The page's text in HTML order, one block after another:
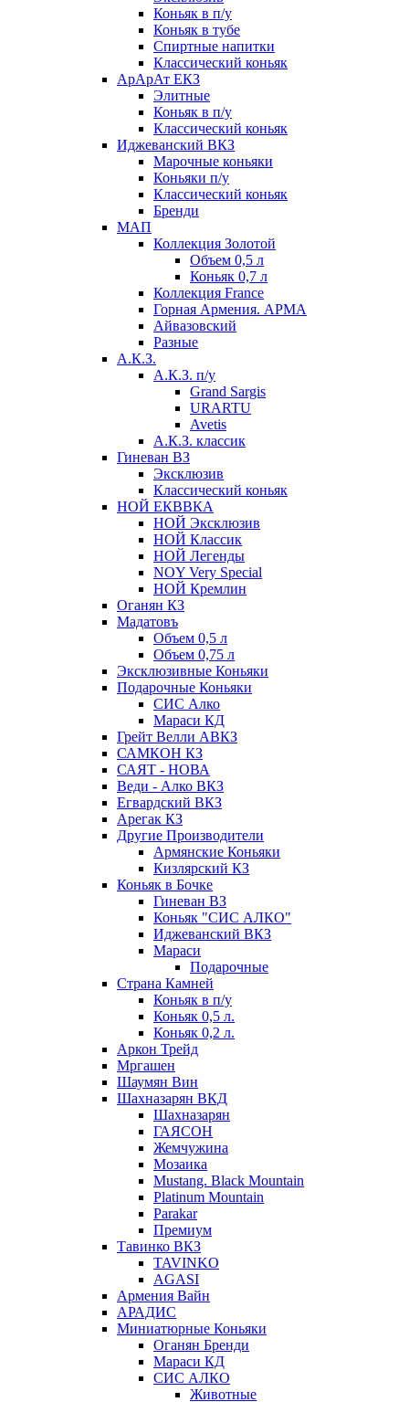
Коньяк в п/у
Коньяк в тубе
Спиртные напитки
Классический коньяк
АрАрАт ЕКЗ
Элитные
Коньяк в п/у
Классический коньяк
Иджеванский ВКЗ
Марочные коньяки
Коньяки п/у
Классический коньяк
Бренди
МАП
Коллекция Золотой
Объем 0,5 л
Коньяк 0,7 л
Коллекция France
Горная Армения. АРМА
Айвазовский
Разные
А.К.З.
А.К.З. п/у
Grand Sargis
URARTU
Avetis
А.К.З. классик
Гиневан ВЗ
Эксклюзив
Классический коньяк
НОЙ ЕКВВКА
НОЙ Эксклюзив
НОЙ Классик
НОЙ Легенды
NOY Very Speсial
НОЙ Кремлин
Оганян КЗ
Мадатовъ
Объем 0,5 л
Объем 0,75 л
Эксклюзивные Коньяки
Подарочные Коньяки
СИС Алко
Мараси КД
Грейт Велли АВКЗ
САМКОН КЗ
САЯТ - НОВА
Веди - Алко ВКЗ
Егвардский ВКЗ
Арегак КЗ
Другие Производители
Армянские Коньяки
Кизлярский КЗ
Коньяк в Бочке
Гиневан ВЗ
Коньяк "СИС АЛКО"
Иджеванский ВКЗ
Мараси
Подарочные
Страна Камней
Коньяк в п/у
Коньяк 0,5 л.
Коньяк 0,2 л.
Аркон Трейд
Мргашен
Шаумян Вин
Шахназарян ВКД
Шахназарян
ГАЯСОН
Жемчужина
Мозаика
Mustang. Black Mountain
Platinum Mountain
Parakar
Премиум
Тавинко ВКЗ
TAVINKO
AGASI
Армения Вайн
АРАДИС
Миниатюрные Коньяки
Оганян Бренди
Мараси КД
СИС АЛКО
Животные